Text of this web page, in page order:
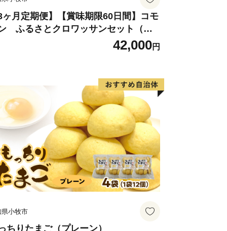
3ヶ月定期便】【賞味期限60日間】コモ
ふるさとクロワッサンセット（計9
）／災害用備蓄 保存食 非常食 防災グ
42,000円
県小牧市
ちりたまご（プレーン）